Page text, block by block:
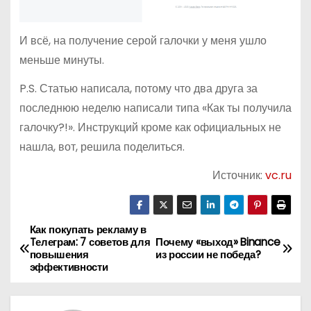
И всё, на получение серой галочки у меня ушло
меньше минуты.
P.S. Статью написала, потому что два друга за
последнюю неделю написали типа «Как ты получила
галочку?!». Инструкций кроме как официальных не
нашла, вот, решила поделиться.
Источник:vc.ru
Н
а
в
Почему «выход» Binance
из россии не победа?
Как покупать рекламу в
Tелеграм: 7 советов для
повышения
эффективности